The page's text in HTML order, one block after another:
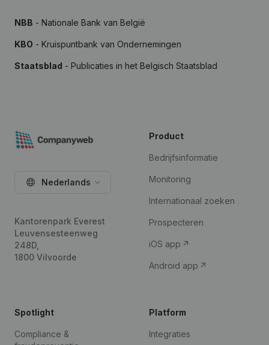
NBB - Nationale Bank van België
KBO - Kruispuntbank van Ondernemingen
Staatsblad - Publicaties in het Belgisch Staatsblad
Nederlands
Kantorenpark Everest
Leuvensesteenweg
248D,
1800 Vilvoorde
Product
Bedrijfsinformatie
Monitoring
Internationaal zoeken
Prospecteren
iOS app
Android app
Spotlight
Compliance &
Platform
Integraties